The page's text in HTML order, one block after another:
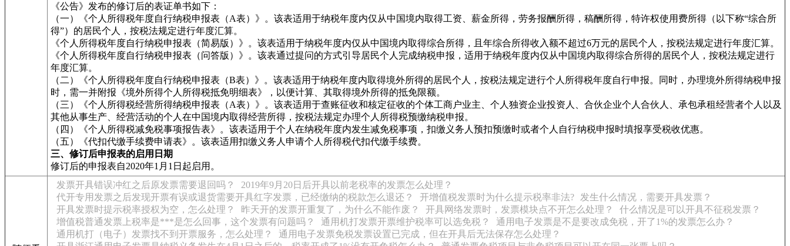
《公告》发布的修订后的表证单书如下：
（一）《个人所得税年度自行纳税申报表（A表）》。该表适用于纳税年度内仅从中国境内取得工资、薪金所得，劳务报酬所得，稿酬所得，特许权使用费所得（以下称“综合所
得”）的居民个人，按税法规定进行年度汇算。
《个人所得税年度自行纳税申报表（简易版）》。该表适用于纳税年度内仅从中国境内取得综合所得，且年综合所得收入额不超过6万元的居民个人，按税法规定进行年度汇算。
《个人所得税年度自行纳税申报表（问答版）》。该表通过提问的方式引导居民个人完成纳税申报，适用于纳税年度内仅从中国境内取得综合所得的居民个人，按税法规定进行
年度汇算。
（二）《个人所得税年度自行纳税申报表（B表）》。该表适用于纳税年度内取得境外所得的居民个人，按税法规定进行个人所得税年度自行申报。同时，办理境外所得纳税申报
时，需一并附报《境外所得个人所得税抵免明细表》，以便计算、其取得境外所得的抵免限额。
（三）《个人所得税经营所得纳税申报表（A表）》。该表适用于查账征收和核定征收的个体工商户业主、个人独资企业投资人、合伙企业个人合伙人、承包承租经营者个人以及
其他从事生产、经营活动的个人在中国境内取得经营所得，按税法规定办理个人所得税预缴纳税申报。
（四）《个人所得税减免税事项报告表》。该表适用于个人在纳税年度内发生减免税事项，扣缴义务人预扣预缴时或者个人自行纳税申报时填报享受税收优惠。
（五）《代扣代缴手续费申请表》。该表适用扣缴义务人申请个人所得税代扣代缴手续费。
三、修订后申报表的启用日期
修订后的申报表自2020年1月1日起启用。
发票开具错误冲红之后原发票需要退回吗？
2019年9月20日后开具以前老税率的发票怎么处理？
代开专用发票之后发现开票有误或退货需要开具红字发票，已经缴纳的税款怎么退还？
开增值税发票时为什么提示税率非法?
发生什么情况，需要开具发票？
开具发票时提示税率授权为空，怎么处理？
昨天开的发票开重复了，为什么不能作废？ 开具网络发票时，发票模块点不开怎么处理？
什么情况是可以开具不征税发票？
增值税普通发票上税率是***是怎么回事，这个发票有问题吗？
通用机打发票开票维护税率可以选免税？
通用电子发票是不是要改成免税，开了1%的发票怎么办？
通用机打（电子）发票找不到开票服务，怎么处理？
通用电子发票免税发票设置已完成，但在开具后无法保存怎么处理？